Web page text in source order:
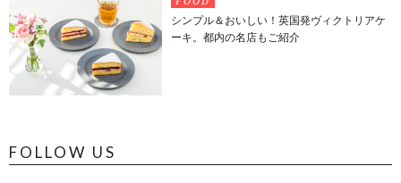
シンプル＆おいしい！英国発ヴィクトリアケ
ーキ。都内の名店もご紹介
FOLLOW US